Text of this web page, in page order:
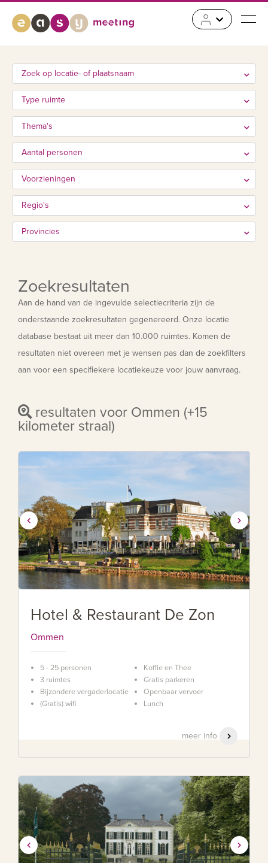
Zoek op locatie- of plaatsnaam
Type ruimte
Thema's
Aantal personen
Voorzieningen
Regio's
Provincies
Zoekresultaten
Aan de hand van de ingevulde selectiecriteria zijn de
onderstaande zoekresultaten gegenereerd. Onze locatie
database bestaat uit meer dan 10.000 ruimtes. Komen de
resultaten niet overeen met je wensen pas dan de zoekfilters
aan voor een specifiekere locatiekeuze voor jouw aanvraag.
resultaten voor Ommen (+15
kilometer straal)
Hotel & Restaurant De Zon
Ommen
5 - 25 personen
3 ruimtes
Bijzondere vergaderlocatie
(Gratis) wifi
Koffie en Thee
Gratis parkeren
Openbaar vervoer
Lunch
meer info